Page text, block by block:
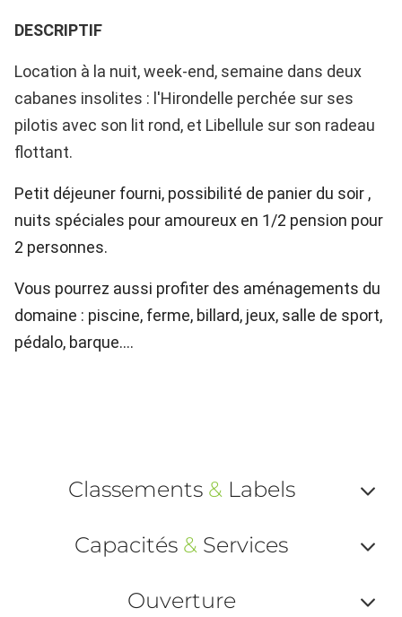
DESCRIPTIF
Location à la nuit, week-end, semaine dans deux
cabanes insolites : l'Hirondelle perchée sur ses
pilotis avec son lit rond, et Libellule sur son radeau
flottant.
Petit déjeuner fourni, possibilité de panier du soir ,
nuits spéciales pour amoureux en 1/2 pension pour
2 personnes.
Vous pourrez aussi profiter des aménagements du
domaine : piscine, ferme, billard, jeux, salle de sport,
pédalo, barque….
Classements &Labels
ou
Capacités & Services
Ouverture